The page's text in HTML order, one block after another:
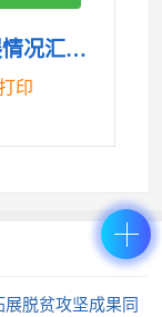
知识宣讲，
是什么，能
线。
确要求，开
《党委关于党纪学习教育开展情况汇报.doc》
印
脱贫攻坚成果同